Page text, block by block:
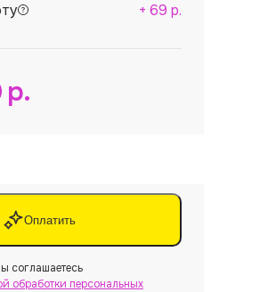
+ 69 р.
р.
Оплатить
соглашаетесь
обработки персональных